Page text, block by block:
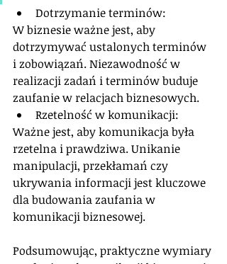
Dotrzymanie terminów:
W biznesie ważne jest, aby
dotrzymywać ustalonych terminów
i zobowiązań. Niezawodność w
realizacji zadań i terminów buduje
zaufanie w relacjach biznesowych.
Rzetelność w komunikacji:
Ważne jest, aby komunikacja była
rzetelna i prawdziwa. Unikanie
manipulacji, przekłamań czy
ukrywania informacji jest kluczowe
dla budowania zaufania w
komunikacji biznesowej.
Podsumowując, praktyczne wymiary